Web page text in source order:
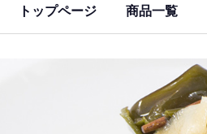
トップページ 商品一覧